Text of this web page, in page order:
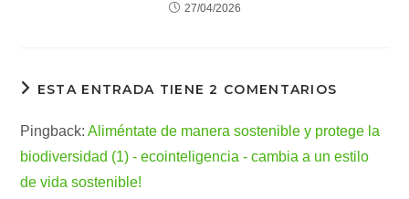
27/04/2026
ESTA ENTRADA TIENE 2 COMENTARIOS
Pingback:Aliméntate de manera sostenible y protege la
biodiversidad (1) - ecointeligencia - cambia a un estilo
de vida sostenible!